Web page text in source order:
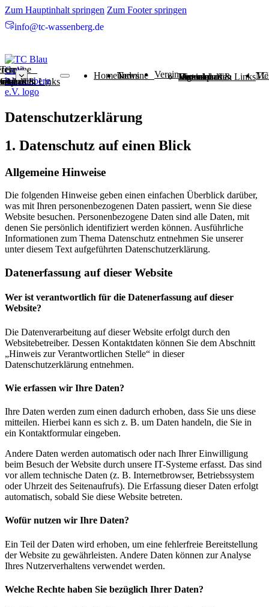
Zum Hauptinhalt springen Zum Footer springen
info@tc-wassenberg.de
& Links
HomeNews und Termine VereinJugend
Vorstand
Vereinsprofil
Mannschaften
Historie
Downloads & LinksMein
Datenschutz­erklärung
1. Datenschutz auf einen Blick
Allgemeine Hinweise
Die folgenden Hinweise geben einen einfachen Überblick darüber,
was mit Ihren personenbezogenen Daten passiert, wenn Sie diese
Website besuchen. Personenbezogene Daten sind alle Daten, mit
denen Sie persönlich identifiziert werden können. Ausführliche
Informationen zum Thema Datenschutz entnehmen Sie unserer
unter diesem Text aufgeführten Datenschutzerklärung.
Datenerfassung auf dieser Website
Wer ist verantwortlich für die Datenerfassung auf dieser
Website?
Die Datenverarbeitung auf dieser Website erfolgt durch den
Websitebetreiber. Dessen Kontaktdaten können Sie dem Abschnitt
„Hinweis zur Verantwortlichen Stelle“ in dieser
Datenschutzerklärung entnehmen.
Wie erfassen wir Ihre Daten?
Ihre Daten werden zum einen dadurch erhoben, dass Sie uns diese
mitteilen. Hierbei kann es sich z. B. um Daten handeln, die Sie in
ein Kontaktformular eingeben.
Andere Daten werden automatisch oder nach Ihrer Einwilligung
beim Besuch der Website durch unsere IT-Systeme erfasst. Das sind
vor allem technische Daten (z. B. Internetbrowser, Betriebssystem
oder Uhrzeit des Seitenaufrufs). Die Erfassung dieser Daten erfolgt
automatisch, sobald Sie diese Website betreten.
Wofür nutzen wir Ihre Daten?
Ein Teil der Daten wird erhoben, um eine fehlerfreie Bereitstellung
der Website zu gewährleisten. Andere Daten können zur Analyse
Ihres Nutzerverhaltens verwendet werden.
Welche Rechte haben Sie bezüglich Ihrer Daten?